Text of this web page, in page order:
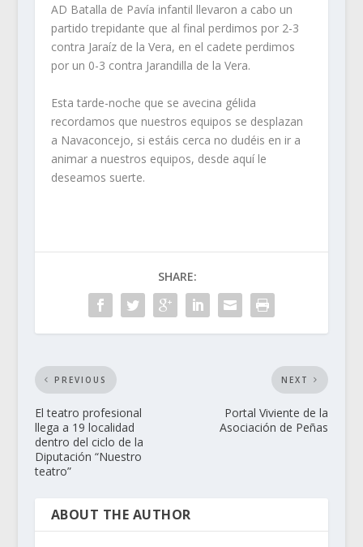
AD Batalla de Pavía infantil llevaron a cabo un
partido trepidante que al final perdimos por 2-3
contra Jaraíz de la Vera, en el cadete perdimos
por un 0-3 contra Jarandilla de la Vera.
Esta tarde-noche que se avecina gélida
recordamos que nuestros equipos se desplazan
a Navaconcejo, si estáis cerca no dudéis en ir a
animar a nuestros equipos, desde aquí le
deseamos suerte.
SHARE:
PREVIOUS
El teatro profesional
llega a 19 localidad
dentro del ciclo de la
Diputación “Nuestro
teatro”
NEXT
Portal Viviente de la
Asociación de Peñas
ABOUT THE AUTHOR